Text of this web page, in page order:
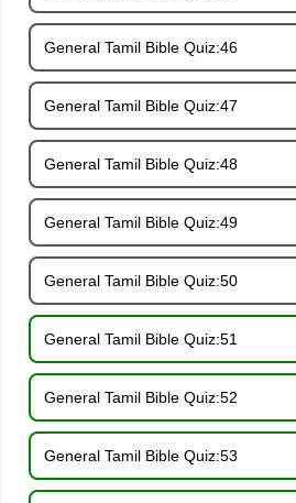
General Tamil Bible Quiz:46
General Tamil Bible Quiz:47
General Tamil Bible Quiz:48
General Tamil Bible Quiz:49
General Tamil Bible Quiz:50
General Tamil Bible Quiz:51
General Tamil Bible Quiz:52
General Tamil Bible Quiz:53